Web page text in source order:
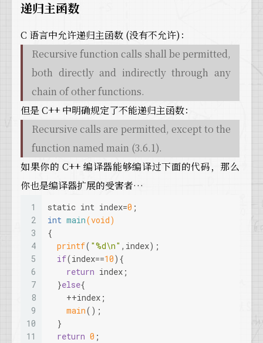
递归主函数
C 语言中允许递归主函数 (没有不允许)：
Recursive function calls shall be permitted,
both directly and indirectly through any
chain of other functions.
但是 C++ 中明确规定了不能递归主函数：
Recursive calls are permitted, except to the
function named main (3.6.1).
如果你的 C++ 编译器能够编译过下面的代码，那么
你也是编译器扩展的受害者…
1
2
3
4
5
6
7
8
9
10
11
static int index=0 ;
int main(void)
{
printf( "%d\n" ,index);
if(index==10){
return index;
  }
else{
    ++index;
main();
  }
return 0 ;